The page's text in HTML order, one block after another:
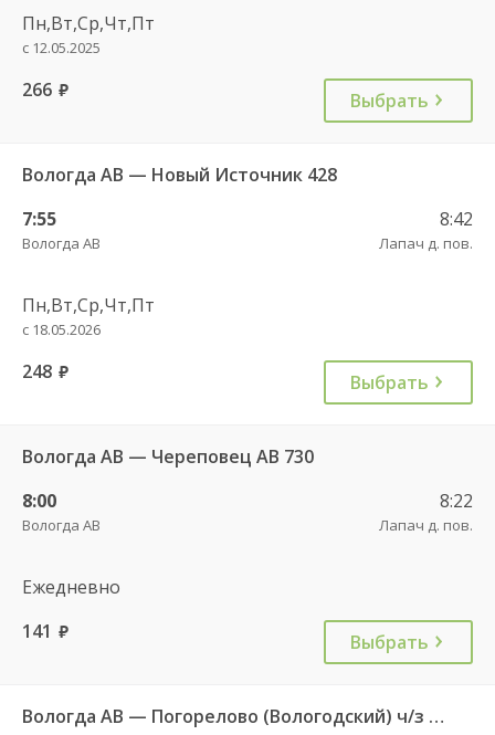
Пн,Вт,Ср,Чт,Пт
с 12.05.2025
266 руб. Выбрать
Вологда АВ — Новый Источник 428
7:55
Вологда АВ
8:42
Лапач д. пов.
Пн,Вт,Ср,Чт,Пт
с 18.05.2026
248 руб. Выбрать
Вологда АВ — Череповец АВ 730
8:00
Вологда АВ
8:22
Лапач д. пов.
Ежедневно
141 руб. Выбрать
Вологда АВ — Погорелово (Вологодский) ч/з Новый Источник 422